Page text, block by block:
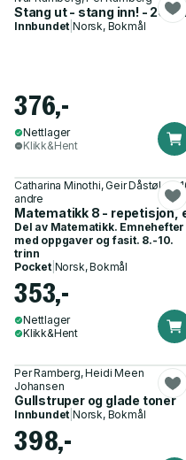
Stang ut - stang inn! - 20 år
Innbundet |Norsk, Bokmål
376,-
Nettlager
Klikk&Hent
Catharina Minothi, Geir Dåstøl og
andre
Matematikk 8 - repetisjon,
Del av Matematikk. Emnehefter
med oppgaver og fasit. 8.-10.
trinn
Pocket| Norsk, Bokmål
353,-
Nettlager
Klikk&Hent
Per Ramberg, Heidi Meen
Johansen
Gullstruper og glade toner
Innbundet |Norsk, Bokmål
398,-